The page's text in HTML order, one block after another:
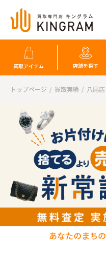
買取アイテム 店舗を探す
トップページ 買取実績 八尾店
あなたのまちの